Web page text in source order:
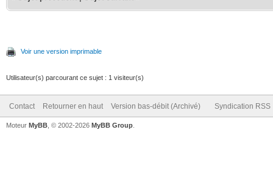
Voir une version imprimable
Utilisateur(s) parcourant ce sujet : 1 visiteur(s)
Contact Retourner en haut Version bas-débit (Archivé) Syndication RSS
Moteur MyBB , © 2002-2026 MyBB Group